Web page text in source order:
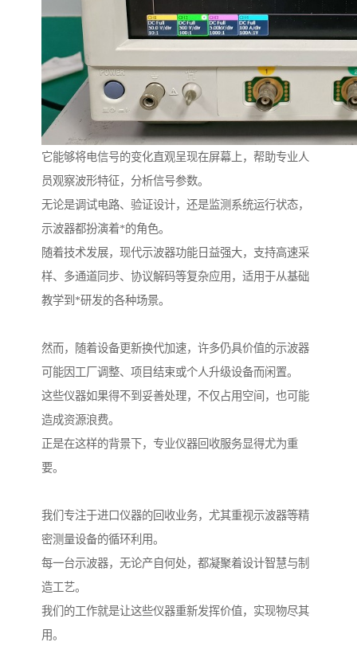
它能够将电信号的变化直观呈现在屏幕上，帮助专业人
员观察波形特征，分析信号参数。
无论是调试电路、验证设计，还是监测系统运行状态，
示波器都扮演着*的角色。
随着技术发展，现代示波器功能日益强大，支持高速采
样、多通道同步、协议解码等复杂应用，适用于从基础
教学到*研发的各种场景。
然而，随着设备更新换代加速，许多仍具价值的示波器
可能因工厂调整、项目结束或个人升级设备而闲置。
这些仪器如果得不到妥善处理，不仅占用空间，也可能
造成资源浪费。
正是在这样的背景下，专业仪器回收服务显得尤为重
要。
我们专注于进口仪器的回收业务，尤其重视示波器等精
密测量设备的循环利用。
每一台示波器，无论产自何处，都凝聚着设计智慧与制
造工艺。
我们的工作就是让这些仪器重新发挥价值，实现物尽其
用。